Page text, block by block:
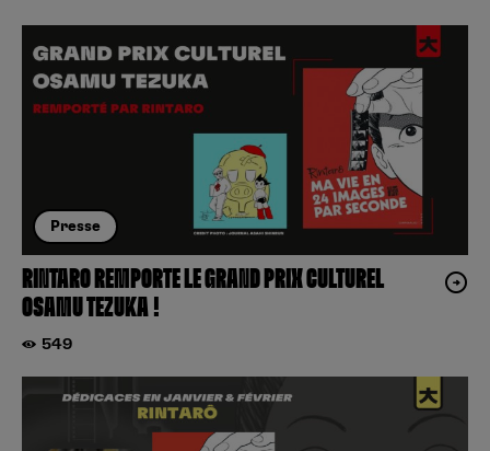
Presse
RINTARO REMPORTE LE GRAND PRIX CULTUREL
OSAMU TEZUKA !
549